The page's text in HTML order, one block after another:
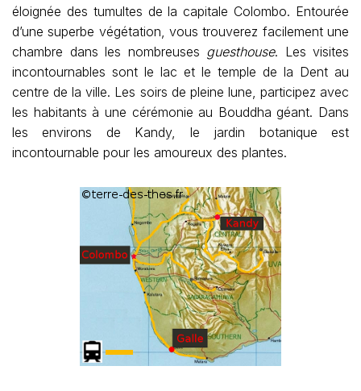
éloignée des tumultes de la capitale Colombo. Entourée
d’une superbe végétation, vous trouverez facilement une
chambre dans les nombreuses guesthouse. Les visites
incontournables sont le lac et le temple de la Dent au
centre de la ville. Les soirs de pleine lune, participez avec
les habitants à une cérémonie au Bouddha géant. Dans
les environs de Kandy, le jardin botanique est
incontournable pour les amoureux des plantes.